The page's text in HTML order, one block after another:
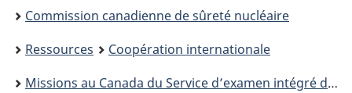
ici
Commission canadienne de sûreté nucléaire
Ressources
Coopération internationale
Missions au Canada du Service d’examen intégré de la réglementation